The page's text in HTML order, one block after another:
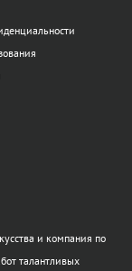
и компания по
талантливых